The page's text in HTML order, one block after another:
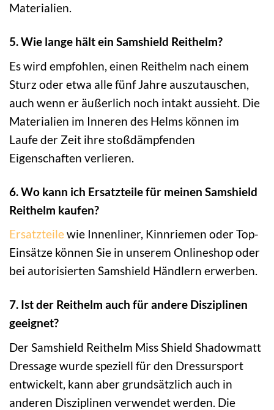
Materialien.
5. Wie lange hält ein Samshield Reithelm?
Es wird empfohlen, einen Reithelm nach einem
Sturz oder etwa alle fünf Jahre auszutauschen,
auch wenn er äußerlich noch intakt aussieht. Die
Materialien im Inneren des Helms können im
Laufe der Zeit ihre stoßdämpfenden
Eigenschaften verlieren.
6. Wo kann ich Ersatzteile für meinen Samshield
Reithelm kaufen?
Ersatzteilewie Innenliner, Kinnriemen oder Top-
Einsätze können Sie in unserem Onlineshop oder
bei autorisierten Samshield Händlern erwerben.
7. Ist der Reithelm auch für andere Disziplinen
geeignet?
Der Samshield Reithelm Miss Shield Shadowmatt
Dressage wurde speziell für den Dressursport
entwickelt, kann aber grundsätzlich auch in
anderen Disziplinen verwendet werden. Die